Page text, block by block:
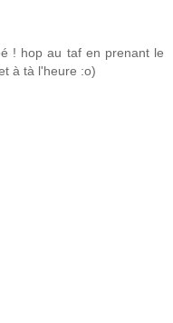
! hop au taf en prenant le
à tà l'heure :o)